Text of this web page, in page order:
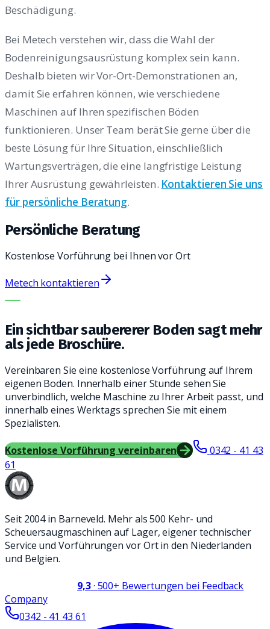
Beschädigung.
Bei Metech verstehen wir, dass die Wahl der
Bodenreinigungsausrüstung komplex sein kann.
Deshalb bieten wir Vor-Ort-Demonstrationen an,
damit Sie erfahren können, wie verschiedene
Maschinen auf Ihren spezifischen Böden
funktionieren. Unser Team berät Sie gerne über die
beste Lösung für Ihre Situation, einschließlich
Wartungsverträgen, die eine langfristige Leistung
Ihrer Ausrüstung gewährleisten. Kontaktieren Sie uns
für persönliche Beratung.
Persönliche Beratung
Kostenlose Vorführung bei Ihnen vor Ort
Metech kontaktieren
DIE RICHTIGE MASCHINE. DER BESTE SERVICE.
Ein sichtbar saubererer Boden sagt mehr
als jede Broschüre.
Vereinbaren Sie eine kostenlose Vorführung auf Ihrem
eigenen Boden. Innerhalb einer Stunde sehen Sie
unverbindlich, welche Maschine zu Ihrer Arbeit passt, und
innerhalb eines Werktags sprechen Sie mit einem
Spezialisten.
Kostenlose Vorführung vereinbaren
0342 - 41 43
61
Seit 2004 in Barneveld. Mehr als 500 Kehr- und
Scheuersaugmaschinen auf Lager, eigener technischer
Service und Vorführungen vor Ort in den Niederlanden
und Belgien.
9,3· 500+ Bewertungen bei Feedback
Company
0342 - 41 43 61